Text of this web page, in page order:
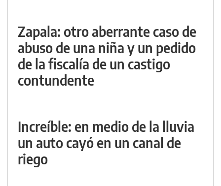
Zapala: otro aberrante caso de
abuso de una niña y un pedido
de la fiscalía de un castigo
contundente
Increíble: en medio de la lluvia
un auto cayó en un canal de
riego